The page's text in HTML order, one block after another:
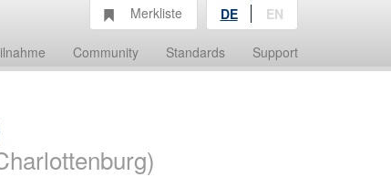
Community Standards Support
Merkliste DE EN